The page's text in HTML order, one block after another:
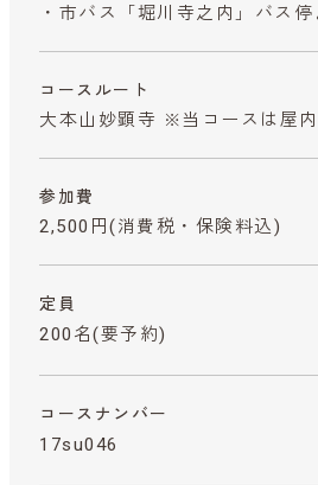
・市バス「堀川寺之内」バス
コースルート
大本山妙顕寺 ※当コースは屋内
参加費
2,500円 (消費税・保険料込)
定員
200名(要予約)
コースナンバー
17su046